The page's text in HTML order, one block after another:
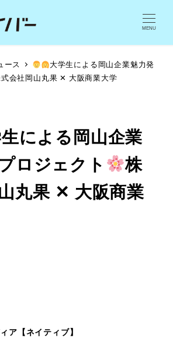
MENU
ース
大学生による岡山企業魅力発
会社岡山丸果 ✕ 大阪商業大学
による岡山企業
ロジェクト
株
丸果 ✕ 大阪商業
ア【ネイティブ】